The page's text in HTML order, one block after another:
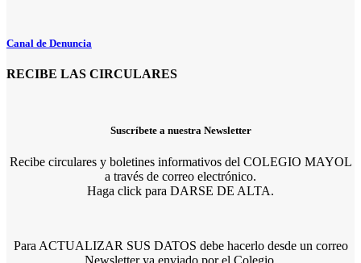
Canal de Denuncia
RECIBE LAS CIRCULARES
Suscríbete a nuestra Newsletter
Recibe circulares y boletines informativos del COLEGIO MAYOL
a través de correo electrónico.
Haga click para DARSE DE ALTA.
Para ACTUALIZAR SUS DATOS debe hacerlo desde un correo